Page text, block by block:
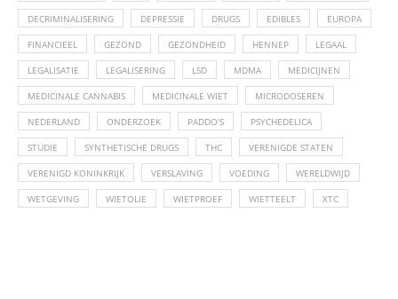
DECRIMINALISERING DEPRESSIE DRUGS EDIBLES EUROPA
FINANCIEEL GEZOND GEZONDHEID HENNEP LEGAAL
LEGALISATIE LEGALISERING LSD MDMA MEDICIJNEN
MEDICINALE CANNABIS MEDICINALE WIET MICRODOSEREN
NEDERLAND ONDERZOEK PADDO'S PSYCHEDELICA
STUDIE SYNTHETISCHE DRUGS THC VERENIGDE STATEN
VERENIGD KONINKRIJK VERSLAVING VOEDING WERELDWIJD
WETGEVING WIETOLIE WIETPROEF WIETTEELT XTC